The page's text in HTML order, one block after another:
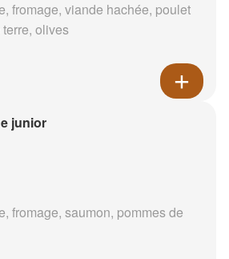
fromage, viande hachée, poulet
olives
junior
fromage, saumon, pommes de